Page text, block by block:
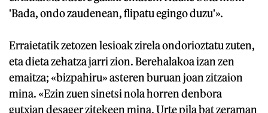
'Bada, ondo zaudenean, flipatu egingo duzu'».
Erraietatik zetozen lesioak zirela ondorioztatu zuten,
eta dieta zehatza jarri zion. Berehalakoa izan zen
emaitza; «bizpahiru» asteren buruan joan zitzaion
mina. «Ezin zuen sinetsi nola horren denbora
gutxian desager zitekeen mina. Urte pila bat zeraman